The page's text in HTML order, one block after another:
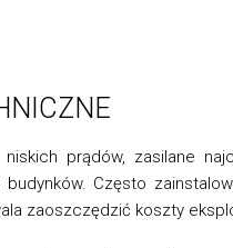
prądów, zasilane
Często
zaoszczędzić koszty